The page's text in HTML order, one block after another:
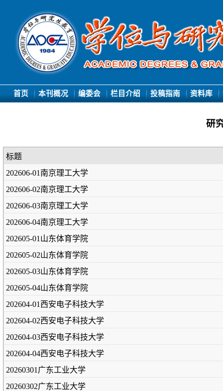
首页 本刊概况 编委会 栏目介绍 投稿指南 资料库
研
标题
202606-01南京理工大学
202606-02南京理工大学
202606-03南京理工大学
202606-04南京理工大学
202605-01山东体育学院
202605-02山东体育学院
202605-03山东体育学院
202605-04山东体育学院
202604-01西安电子科技大学
202604-02西安电子科技大学
202604-03西安电子科技大学
202604-04西安电子科技大学
20260301广东工业大学
20260302广东工业大学